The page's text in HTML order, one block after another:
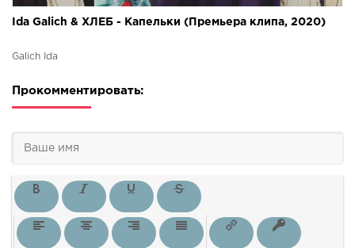
Ida Galich & ХЛЕБ - Капельки (Премьера клипа, 2020)
Galich Ida
Прокомментировать: